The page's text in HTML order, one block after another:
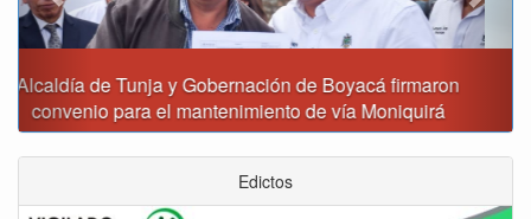
Reporte del tiempo en Boyacá para el viernes
Edictos